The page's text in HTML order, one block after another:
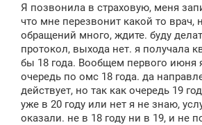
Я позвонила в страховую, меня
что мне перезвонит какой то врач,
обращений много, ждите. буду
протокол, выхода нет. я получала
бы 18 года. Вообщем первого июня
очередь по омс 18 года. да
действует, но так как очередь 19
уже в 20 году или нет я не знаю,
оказали. не в 18 году ни в 19, и не